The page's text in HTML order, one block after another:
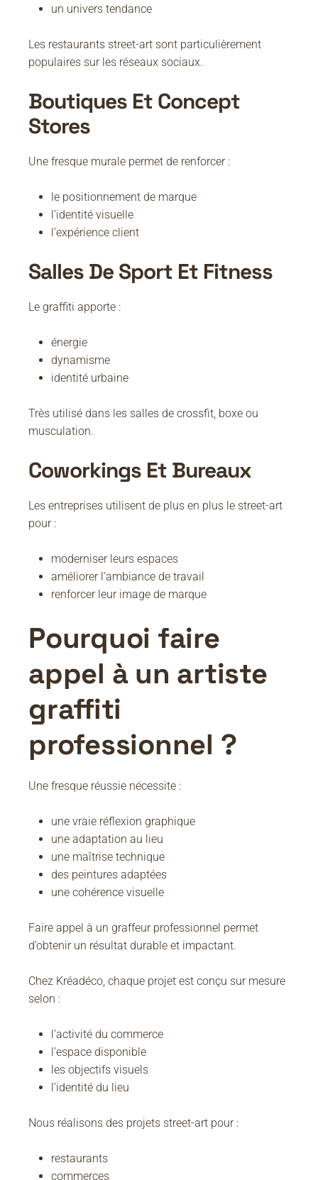
un univers tendance
Les restaurants street-art sont particulièrement
populaires sur les réseaux sociaux.
Boutiques Et Concept
Stores
Une fresque murale permet de renforcer :
le positionnement de marque
l’identité visuelle
l’expérience client
Salles De Sport Et Fitness
Le graffiti apporte :
énergie
dynamisme
identité urbaine
Très utilisé dans les salles de crossfit, boxe ou
musculation.
Coworkings Et Bureaux
Les entreprises utilisent de plus en plus le street-art
pour :
moderniser leurs espaces
améliorer l’ambiance de travail
renforcer leur image de marque
Pourquoi faire
appel à un artiste
graffiti
professionnel ?
Une fresque réussie nécessite :
une vraie réflexion graphique
une adaptation au lieu
une maîtrise technique
des peintures adaptées
une cohérence visuelle
Faire appel à un graffeur professionnel permet
d’obtenir un résultat durable et impactant.
Chez Kréadéco, chaque projet est conçu sur mesure
selon :
l’activité du commerce
l’espace disponible
les objectifs visuels
l’identité du lieu
Nous réalisons des projets street-art pour :
restaurants
commerces